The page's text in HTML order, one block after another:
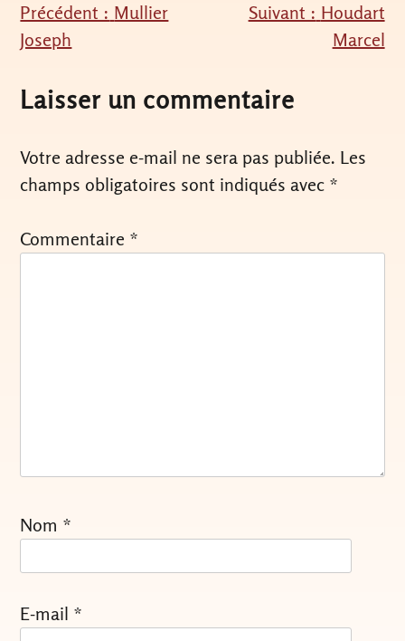
Navigation
de
l’article
Précédent : Mullier
Joseph
Suivant : Houdart
Marcel
Laisser un commentaire
Votre adresse e-mail ne sera pas publiée. Les
champs obligatoires sont indiqués avec *
Commentaire *
Nom *
E-mail *